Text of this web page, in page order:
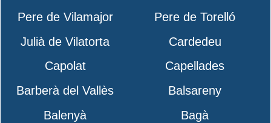
Pere de Vilamajor
Pere de Torelló
Julià de Vilatorta
Cardedeu
Capolat
Capellades
Barberà del Vallès
Balsareny
Balenyà
Bagà